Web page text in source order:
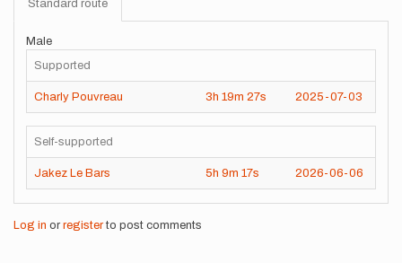
Standard route
Male
Supported
Charly Pouvreau 3h 19m 27s 2025-07-03
Self-supported
Jakez Le Bars 5h 9m 17s 2026-06-06
Log in or registerto post comments